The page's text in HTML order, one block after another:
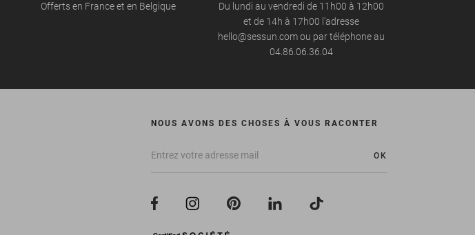
Offerts en France et en Belgique
Du lundi au vendredi de 11h00 à 12h00
et de 14h à 17h00 l'adresse
hello@sessun.com ou par téléphone au
04.86.06.36.04
NOUS AVONS DES CHOSES À VOUS RACONTER
OK